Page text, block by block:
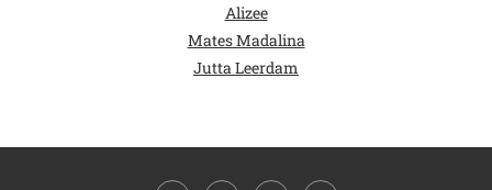
Alizee
Mates Madalina
Jutta Leerdam